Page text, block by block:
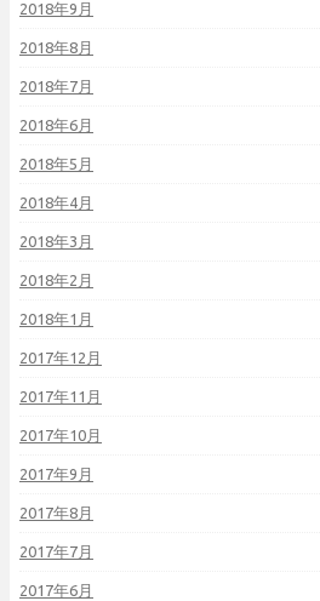
2018年9月
2018年8月
2018年7月
2018年6月
2018年5月
2018年4月
2018年3月
2018年2月
2018年1月
2017年12月
2017年11月
2017年10月
2017年9月
2017年8月
2017年7月
2017年6月